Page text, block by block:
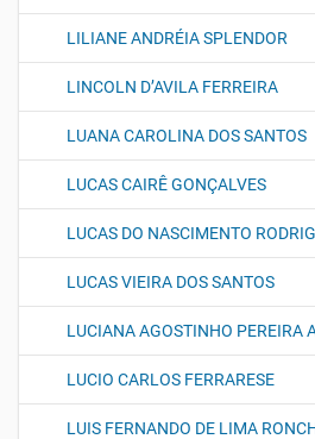
LILIANE ANDRÉIA SPLENDOR
LINCOLN D’AVILA FERREIRA
LUANA CAROLINA DOS SANTOS
LUCAS CAIRÊ GONÇALVES
LUCAS DO NASCIMENTO
LUCAS VIEIRA DOS SANTOS
LUCIANA AGOSTINHO PEREIRA
LUCIO CARLOS FERRARESE
LUIS FERNANDO DE LIMA